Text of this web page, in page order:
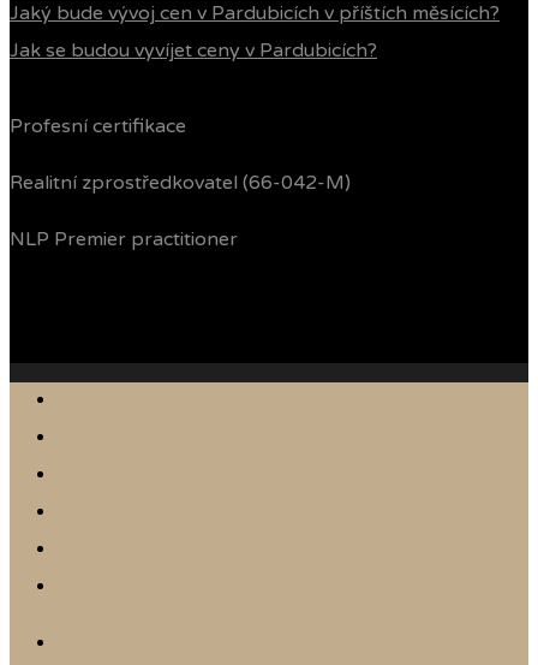
Jaký bude vývoj cen v Pardubicích v příštích měsících?
Jak se budou vyvíjet ceny v Pardubicích?
Profesní certifikace
Realitní zprostředkovatel (66-042-M)
NLP Premier practitioner